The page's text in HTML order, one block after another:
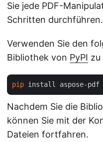
Sie jede PDF-
Schritten durchführen.
Verwenden Sie den
Bibliothek von PyPI zu
pip
Nachdem Sie die
können Sie mit der
Dateien fortfahren.